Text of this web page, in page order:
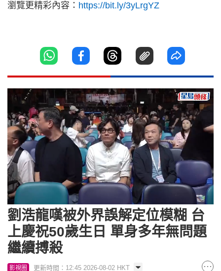
瀏覽更精彩內容： https://bit.ly/3yLrgYZ
5.79%
劉浩龍嘆被外界誤解定位模糊 台
上慶祝50歲生日 單身多年無問題
繼續搏殺
影視圈 更新時間：12:45 2026-08-02 HKT